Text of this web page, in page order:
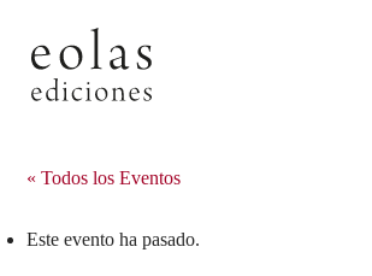
content
« Todos los Eventos
Este evento ha pasado.